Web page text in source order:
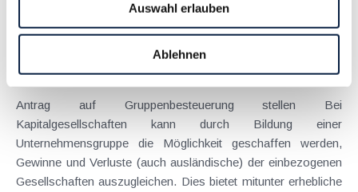
Auswahl erlauben
Ablehnen
Steuerliche Maßnahmen zum Jahreswechsel - Für
November 2012
Antrag auf Gruppenbesteuerung stellen Bei
Kapitalgesellschaften kann durch Bildung einer
Unternehmensgruppe die Möglichkeit geschaffen werden,
Gewinne und Verluste (auch ausländische) der einbezogenen
Gesellschaften auszugleichen. Dies bietet mitunter erhebliche